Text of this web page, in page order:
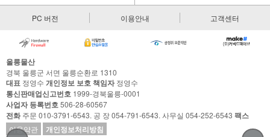
PC 버전 이용안내 고객센터
울릉물산
경북 울릉군 서면 울릉순환로 1310
대표 정영수 개인정보 보호 책임자정영수
통신판매업신고번호 1999-경북울릉-0001
사업자 등록번호506-28-60567
전화주문 010-3791-6543. 공 장 054-791-6543. 사무실 054-252-6543 팩스
이용약관 개인정보처리방침